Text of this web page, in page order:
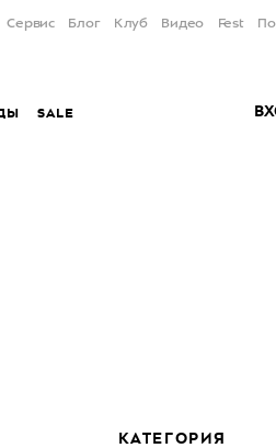
Сервис Блог Клуб Видео Fest
SALE
КАТЕГОРИЯ